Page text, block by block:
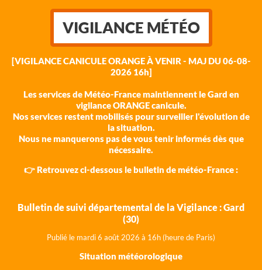
VIGILANCE MÉTÉO
[VIGILANCE CANICULE ORANGE À VENIR - MAJ DU 06-08-
2026 16h]
Les services de Météo-France maintiennent le Gard en
vigilance ORANGE canicule.
Nos services restent mobilisés pour surveiller l'évolution de
la situation.
Nous ne manquerons pas de vous tenir informés dès que
nécessaire.
👉 Retrouvez ci-dessous le bulletin de météo-France :
Bulletin de suivi départemental de la Vigilance : Gard
(30)
Publié le mardi 6 août 2026 à 16h (heure de Paris)
Situation météorologique